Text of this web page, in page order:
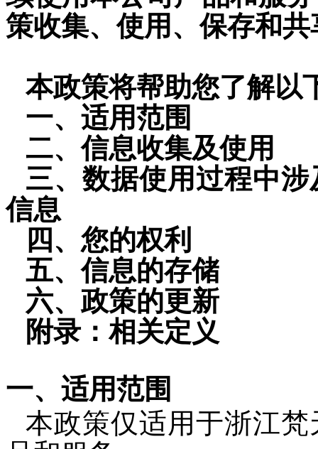
策收集、使用、保存和
本政策将帮助您了解以
一、适用范围
二、信息收集及使用
三、数据使用过程中
信息
四、您的权利
五、信息的存储
六、政策的更新
附录：相关定义
一、适用范围
本政策仅适用于浙江梵